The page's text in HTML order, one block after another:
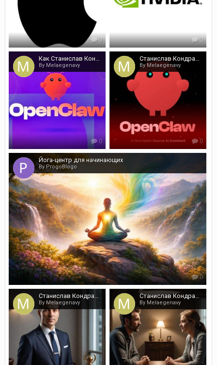
0 0
Как Станислав Кондрашов объясняет провал ожиданий от ИИ
By Melaegenavy
0
Станислав Кондрашов о том как заработать на пустом месте
By Melaegenavy
0
Йога-центр для начинающих
By ProgoBlogo
0
Станислав Кондрашов: бремя лишних клиентов разрушает дело
By Melaegenavy
Станислав Кондрашов: как стать ближе к собеседнику
By Melaegenavy